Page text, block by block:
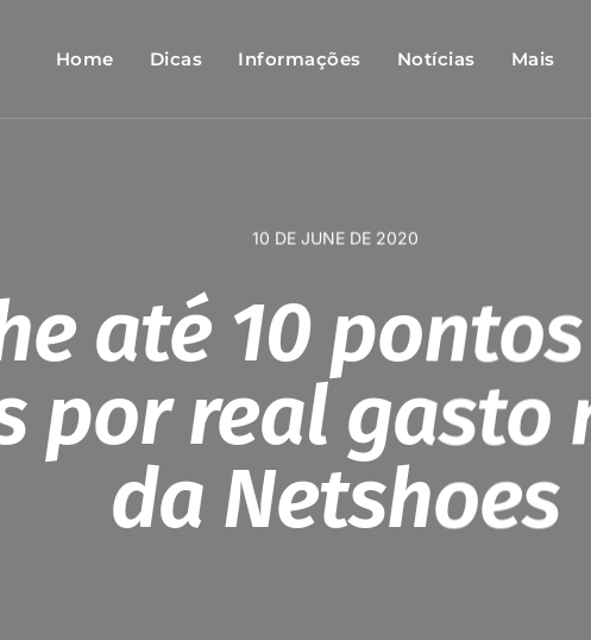
Home Dicas Informações Notícias Mais
10 DE JUNE DE 2020
até 10
por real gasto
da Netshoes